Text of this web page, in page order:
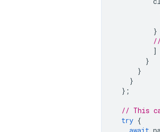
}
]
}
}
}
};
// This
try {